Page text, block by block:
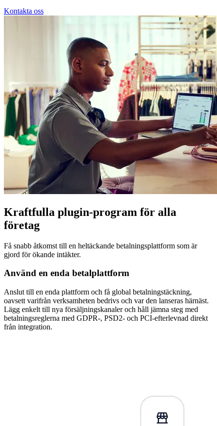
Kontakta oss
Kraftfulla plugin-program för alla
företag
Få snabb åtkomst till en heltäckande betalningsplattform som är
gjord för ökande intäkter.
Använd en enda betalplattform
Anslut till en enda plattform och få global betalningstäckning,
oavsett varifrån verksamheten bedrivs och var den lanseras härnäst.
Lägg enkelt till nya försäljningskanaler och håll jämna steg med
betalningsreglerna med GDPR-, PSD2- och PCI-efterlevnad direkt
från integration.